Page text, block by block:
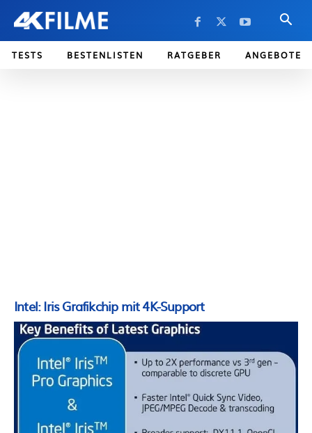
TESTS BESTENLISTEN RATGEBER ANGEBOTE
Intel: Iris Grafikchip mit 4K-Support